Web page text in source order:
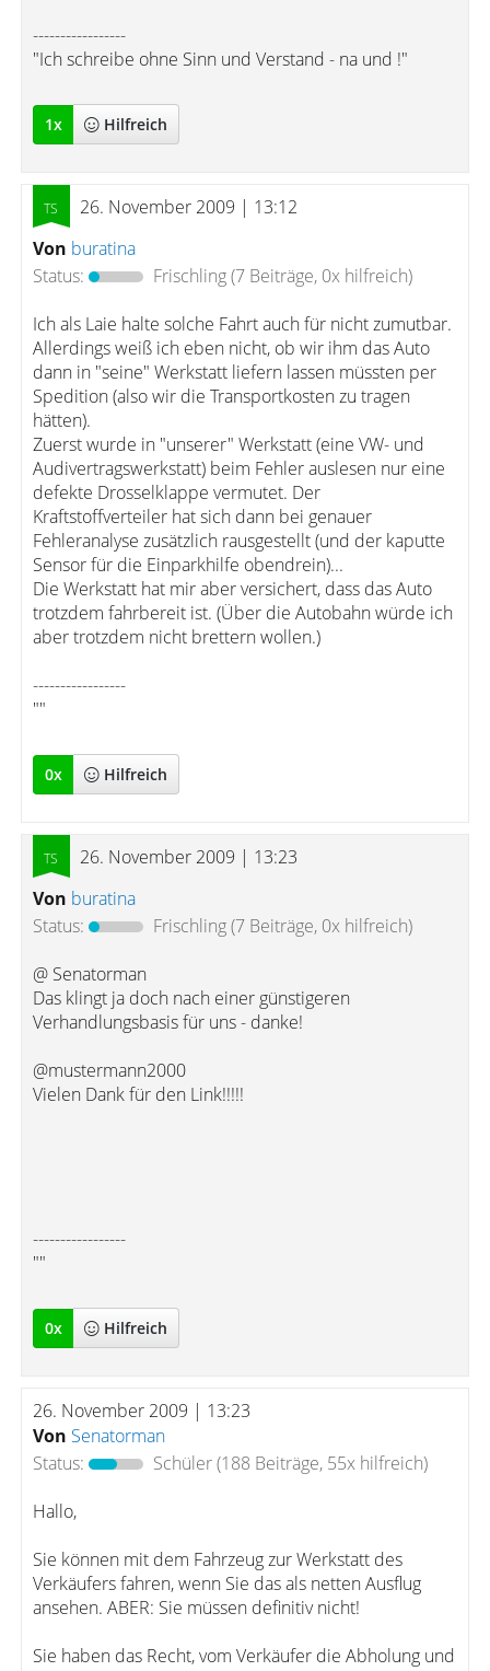
-----------------
"Ich schreibe ohne Sinn und Verstand - na und !"
1x Hilfreich
26. November 2009 | 13:12
Von buratina
Status:
Frischling(7 Beiträge, 0x hilfreich)
Ich als Laie halte solche Fahrt auch für nicht zumutbar.
Allerdings weiß ich eben nicht, ob wir ihm das Auto
dann in "seine" Werkstatt liefern lassen müssten per
Spedition (also wir die Transportkosten zu tragen
hätten).
Zuerst wurde in "unserer" Werkstatt (eine VW- und
Audivertragswerkstatt) beim Fehler auslesen nur eine
defekte Drosselklappe vermutet. Der
Kraftstoffverteiler hat sich dann bei genauer
Fehleranalyse zusätzlich rausgestellt (und der kaputte
Sensor für die Einparkhilfe obendrein)...
Die Werkstatt hat mir aber versichert, dass das Auto
trotzdem fahrbereit ist. (Über die Autobahn würde ich
aber trotzdem nicht brettern wollen.)
-----------------
""
0x Hilfreich
26. November 2009 | 13:23
Von buratina
Status:
Frischling(7 Beiträge, 0x hilfreich)
@ Senatorman
Das klingt ja doch nach einer günstigeren
Verhandlungsbasis für uns - danke!
@mustermann2000
Vielen Dank für den Link!!!!!
-----------------
""
0x Hilfreich
26. November 2009 | 13:23
Von Senatorman
Status:
Schüler(188 Beiträge, 55x hilfreich)
Hallo,
Sie können mit dem Fahrzeug zur Werkstatt des
Verkäufers fahren, wenn Sie das als netten Ausflug
ansehen. ABER: Sie müssen definitiv nicht!
Sie haben das Recht, vom Verkäufer die Abholung und